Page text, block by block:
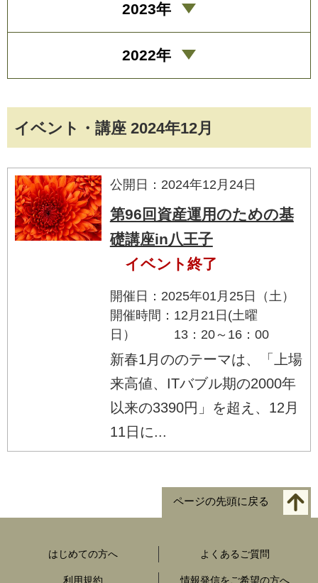
イベント・講座 2024年12月
公開日：2024年12月24日
第96回資産運用のための基
礎講座in八王子
イベント終了
開催日：2025年01月25日（土）
開催時間：12月21日(土曜
日） 13：20～16：00
新春1月ののテーマは、「上場
来高値、ITバブル期の2000年
以来の3390円」を超え、12月
11日に...
2023年
2022年
ページの先頭に戻る
はじめての方へ よくあるご質問
利用規約 情報発信をご希望の方へ